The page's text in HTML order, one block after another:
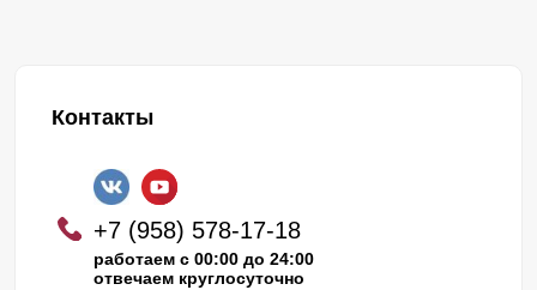
Контакты
+7 (958) 578-17-18
работаем с 00:00 до 24:00
отвечаем круглосуточно